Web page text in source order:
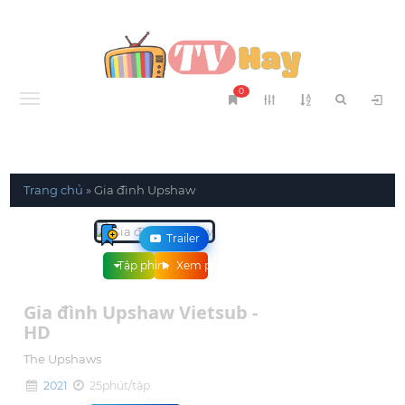
Menu
0
Trang chủ »Gia đình Upshaw
Trailer
Xem phim
Tập phim
Gia đình Upshaw Vietsub -
HD
The Upshaws
2021
25phút/tập